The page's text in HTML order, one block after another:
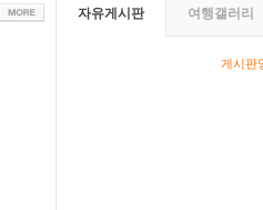
자유게시판 여행갤러리
게시판